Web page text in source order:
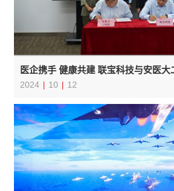
2024 10 12